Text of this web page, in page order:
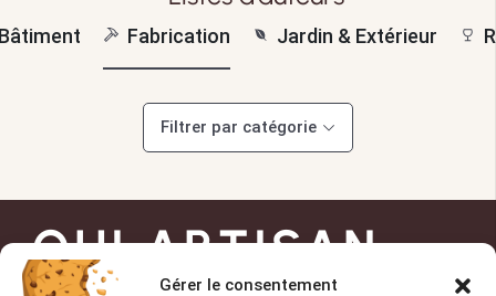
Gérer le consentement
Fabrication Jardin & Extérieur
Filtrer par catégorie
OUI ARTISAN